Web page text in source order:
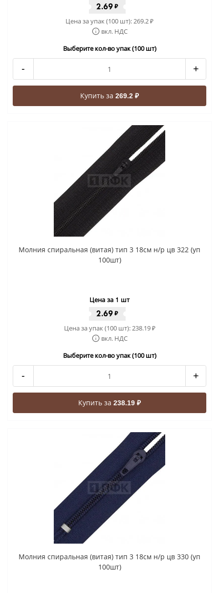
2.69 ₽
Цена за упак (100 шт):269.2₽
вкл. НДС
Выберите кол-во упак (100 шт)
- +
Купить за 269.2 ₽
Молния спиральная (витая) тип 3 18см н/р цв 322 (уп
100шт)
Цена за 1 шт
2.69 ₽
Цена за упак (100 шт):238.19₽
вкл. НДС
Выберите кол-во упак (100 шт)
- +
Купить за 238.19 ₽
Молния спиральная (витая) тип 3 18см н/р цв 330 (уп
100шт)